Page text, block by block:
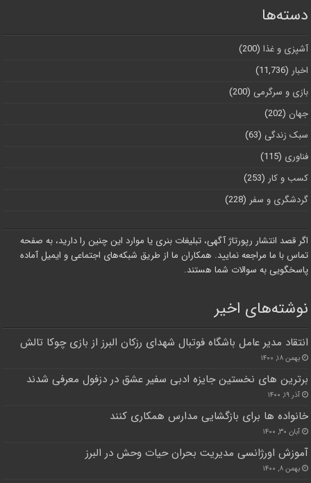
دسته‌ها
آشپزی و غذا (200)
اخبار (11,736)
بازی و سرگرمی (200)
جهان (202)
سبک زندگی (63)
فناوری (115)
کسب و کار (253)
گردشگری و سفر (228)
اگر قصد انتشار رپورتاژ آگهی، تبلیغات بنری یا موارد این چنین را دارید، به صفحه
تماس با ما مراجعه نمایید. همکاران ما از طریق شبکه‌های اجتماعی و ایمیل آماده
پاسخگویی به سوالات شما هستند.
نوشته‌های اخیر
انتقاد مدیر عامل باشگاه فوتبال شهدای رزکان البرز از بازی چوکا تالش
بهمن ۱۸, ۱۴۰۰
برترین های نخستین جایزه ادبی سفیر عشق در دزفول معرفی شدند
آذر ۱۹, ۱۴۰۰
خانواده ها برای بازگشایی مدارس همکاری کنند
آبان ۳۰, ۱۴۰۰
آموزش اورژانسی مدیریت بحران حیات وحش در البرز
بهمن ۸, ۱۴۰۰